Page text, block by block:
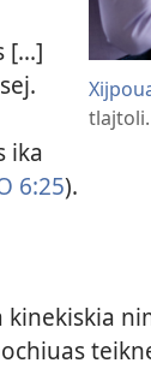
tlajtoli.
[...]
ika
6:25).
kinekiskia